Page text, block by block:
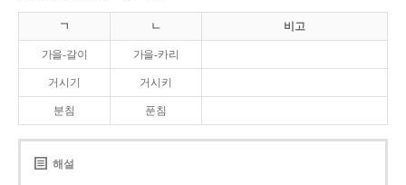
ㄱ ㄴ 비고
가을-갈이 가을-카리
거시기 거시키
분침 푼침
해설